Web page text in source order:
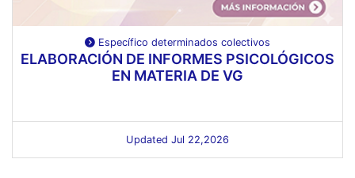
Específico determinados colectivos
ELABORACIÓN DE INFORMES PSICOLÓGICOS
EN MATERIA DE VG
Updated Jul 22,2026